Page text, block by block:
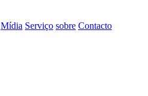
Mídia Serviço sobre Contacto